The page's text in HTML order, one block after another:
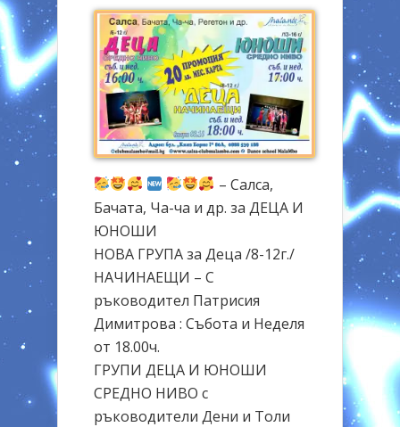
– Салса,
Бачата, Ча-ча и др. за ДЕЦА И
ЮНОШИ
НОВА ГРУПА за Деца /8-12г./
НАЧИНАЕЩИ – С
ръководител Патрисия
Димитрова : Събота и Неделя
от 18.00ч.
ГРУПИ ДЕЦА И ЮНОШИ
СРЕДНО НИВО с
ръководители Дени и Толи